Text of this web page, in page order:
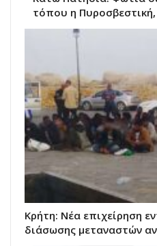
τόπου η
Κρήτη: Νέα επιχείρηση
διάσωσης μεταναστών